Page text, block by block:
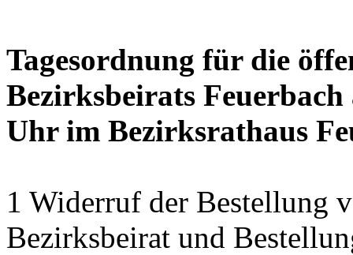
Tagesordnung für die
Bezirksbeirats
Uhr im Bezirksrathaus
1 Widerruf der Bestellung
Bezirksbeirat und